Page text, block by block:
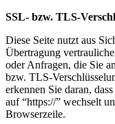
SSL- bzw. TLS-
Diese Seite nutzt aus
Übertragung
oder Anfragen, die Sie
bzw. TLS-
erkennen Sie daran,
auf “https://” wechselt
Browserzeile.